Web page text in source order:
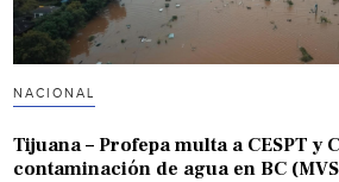
NACIONAL
Tijuana – Profepa multa a CESPT y
contaminación de agua en BC